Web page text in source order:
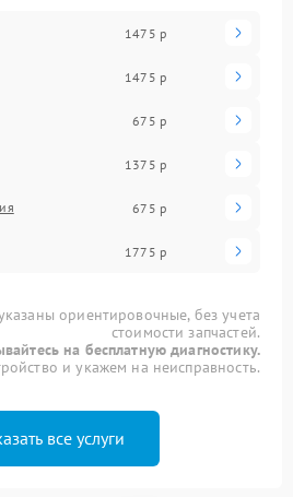
1475 р
1475 р
675 р
1375 р
675 р
1775 р
ориентировочные, без учета
стоимости запчастей.
на бесплатную диагностику.
и укажем на неисправность.
все услуги